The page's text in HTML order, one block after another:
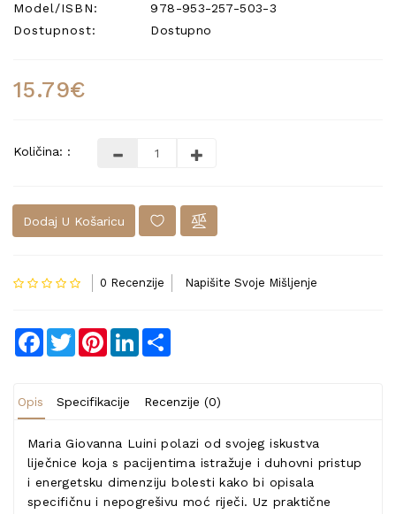
Model/ISBN:
978-953-257-503-3
Dostupnost:
Dostupno
15.79€
Količina: :
Dodaj U Košaricu
0 Recenzije Napišite Svoje Mišljenje
Facebook
TwitterPinterestLinkedIn
Opis Specifikacije Recenzije (0)
Maria Giovanna Luini polazi od svojeg iskustva
liječnice koja s pacijentima istražuje i duhovni pristup
i energetsku dimenziju bolesti kako bi opisala
specifičnu i nepogrešivu moć riječi. Uz praktične